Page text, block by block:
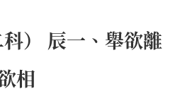
） 辰一、舉欲離
相